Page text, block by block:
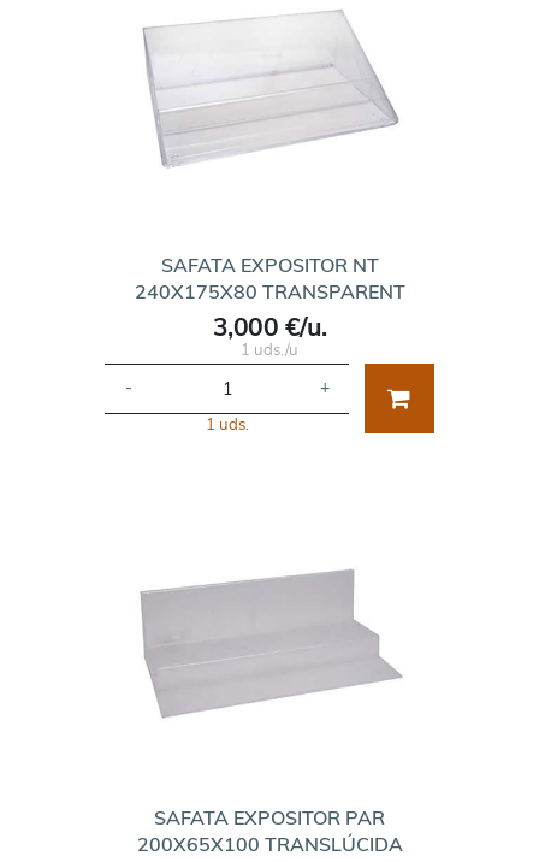
SAFATA EXPOSITOR NT
240X175X80 TRANSPARENT
3,000 €/u.
1 uds./u
- +
1 uds.
SAFATA EXPOSITOR PAR
200X65X100 TRANSLÚCIDA